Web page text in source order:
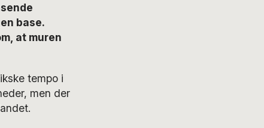
base.
at muren
tempo i
men der